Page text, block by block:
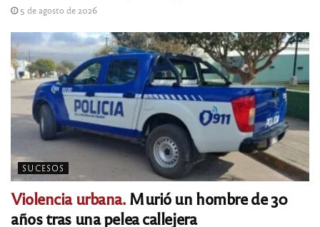
5 de agosto de 2026
SUCESOS
Violencia urbana.Murió un hombre de 30
años tras una pelea callejera